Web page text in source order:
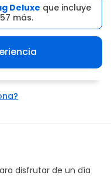
Deluxe que incluye
más.
disfrutar de un día